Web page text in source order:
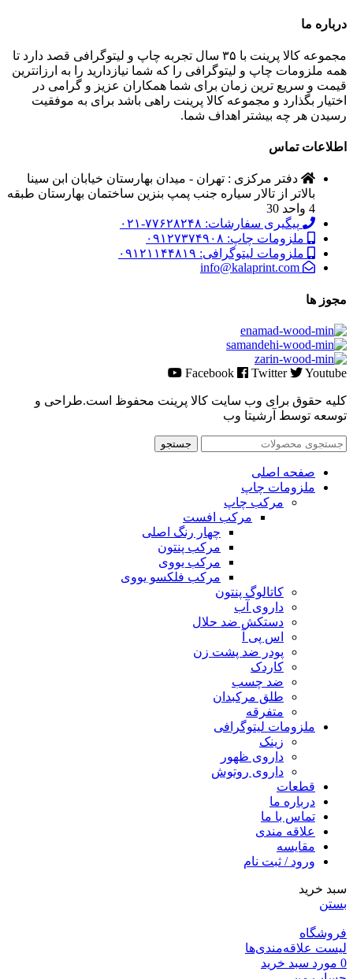
درباره ما
مجموعه کالا پرینت با ۳۵ سال تجربه چاپ و لیتوگرافی قصد دارد تا
همه ملزومات چاپ و لیتوگرافی را که شما نیازدارید را به ارزانترین
قیمت و سریع ترین زمان برای شما همکاران عزیز و گرامی در
اختیار بگذارد و مجموعه کالا پرینت راهی باشد برای به موفقیت
رسیدن هر چه بیشتر اهداف شما.
اطلاعات تماس
دفتر مرکزی : تهران - میدان بهارستان خیابان ابن سینا
بالاتر از تالار سیاره جنب پمپ بنزین ساختمان بهارستان طبقه
4 واحد 30
پیگیری سفارشات: ۷۷۶۲۸۲۴۸-۰۲۱
ملزومات چاپ: ۰۹۱۲۷۳۷۴۹۰۸
ملزومات لیتوگرافی: ۰۹۱۲۱۱۴۴۸۱۹
info@kalaprint.com
مجوز ها
Facebook Twitter Youtube
کلیه حقوق برای وب سایت کالا پرینت محفوظ است.طراحی و
توسعه توسط آرشیتا وب
جستجو
صفحه اصلی
ملزومات چاپ
مرکب چاپ
مرکب افست
چهار رنگ اصلی
مرکب پنتون
مرکب یووی
مرکب فلکسو یووی
کاتالوگ پنتون
داروی آب
دستکش ضد حلال
اس پی آ
پودر ضد پشت زن
کاردک
ضد چسب
طلق مرکبدان
متفرقه
ملزومات لیتوگرافی
زینک
داروی ظهور
داروی روتوش
قطعات
درباره ما
تماس با ما
علاقه مندی
مقايسه
ورود / ثبت نام
سبد خرید
بستن
فروشگاه
لیست علاقه‌مندی‌ها
0 مورد سبد خرید